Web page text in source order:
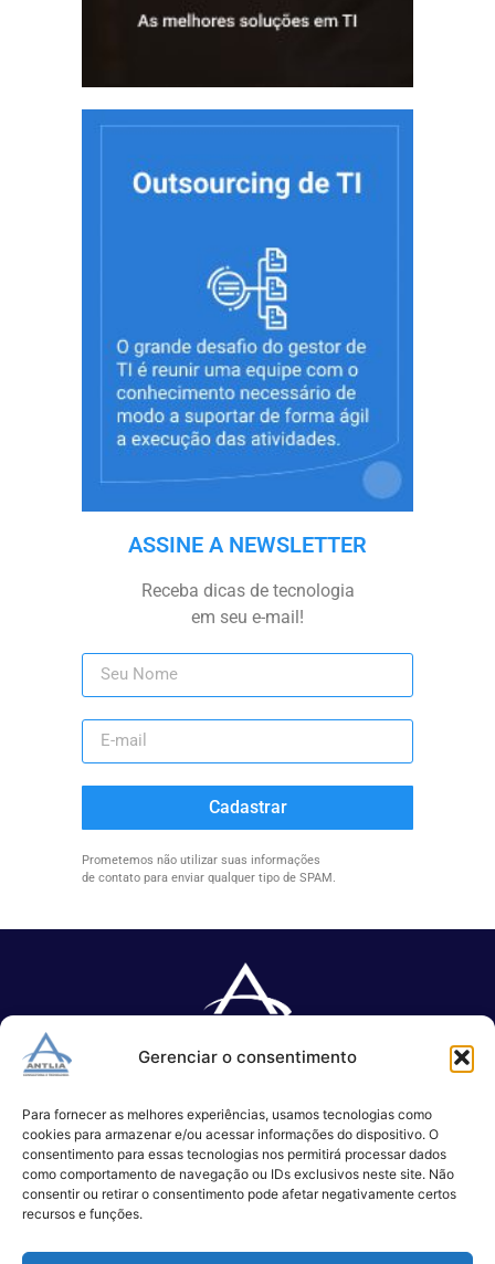
Gerenciar o consentimento
Para fornecer as melhores experiências, usamos tecnologias como
cookies para armazenar e/ou acessar informações do dispositivo. O
consentimento para essas tecnologias nos permitirá processar dados
como comportamento de navegação ou IDs exclusivos neste site. Não
consentir ou retirar o consentimento pode afetar negativamente certos
recursos e funções.
ASSINE A NEWSLETTER
Receba dicas de tecnologia
em seu e-mail!
Cadastrar
Prometemos não utilizar suas informações
de contato para enviar qualquer tipo de SPAM.
TI.
(11) 3017-0999